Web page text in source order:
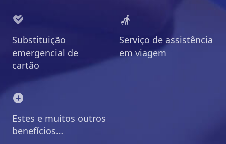
Substituição
emergencial de
cartão
Serviço de assistência
em viagem
Estes e muitos outros
benefícios…